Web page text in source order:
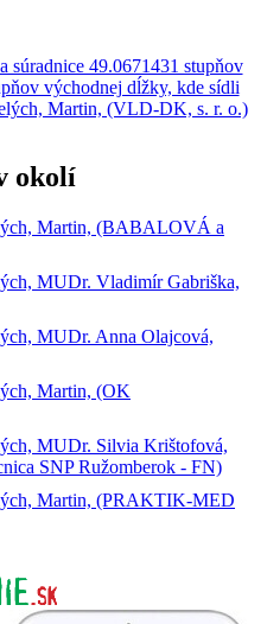
okolí
Martin, (BABALOVÁ a
MUDr. Vladimír Gabriška,
MUDr. Anna Olajcová,
Martin, (OK
MUDr. Silvia Krištofová,
SNP Ružomberok - FN)
Martin, (PRAKTIK-MED